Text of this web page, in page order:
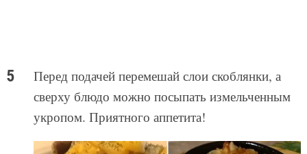
Перед подачей перемешай слои скоблянки, а
сверху блюдо можно посыпать измельченным
укропом. Приятного аппетита!